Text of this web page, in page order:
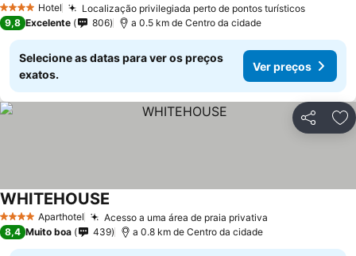
4 EstrelasHotel Localização privilegiada perto de pontos turísticos
9,8 Excelente 806 a 0.5 km de Centro da cidade
Selecione as datas para ver os preços
exatos.
Ver preços
Partilhar
4 EstrelasAparthotel Acesso a uma área de praia privativa
WHITEHOUSE
8,4 Muito boa 439 a 0.8 km de Centro da cidade